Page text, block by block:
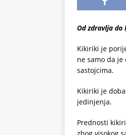
Od zdravlja
Kikiriki je
ne samo da
sastojcima.
Kikiriki je
jedinjenja.
Prednosti